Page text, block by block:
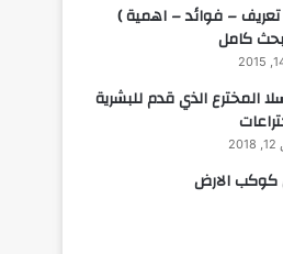
تعريف – فوائد – اهمية )
كامل
المخترع الذي قدم للبشرية
كوكب الارض